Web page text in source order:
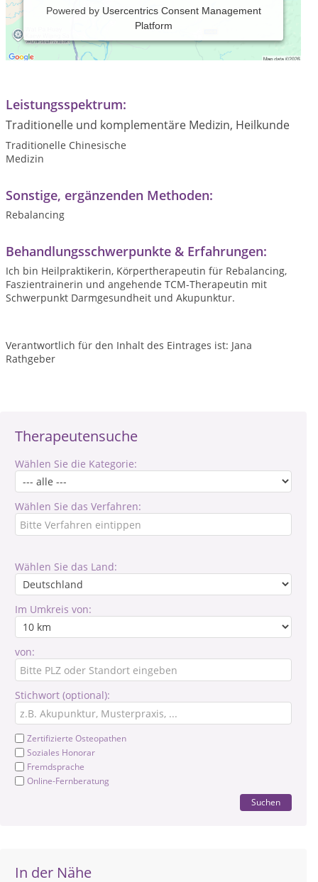
Therapeutensuche
Wählen Sie die Kategorie:
Wählen Sie das Verfahren:
Wählen Sie das Land:
Im Umkreis von:
von:
Stichwort (optional):
Zertifizierte Osteopathen
Soziales Honorar
Fremdsprache
Online-Fernberatung
Suchen
In der Nähe
Powered by Usercentrics Consent Management
Platform
Dies ist eine Heilpraktikerpraxis mit Spezialisierung auf TCM
und Rebalancing.
Leistungsspektrum:
Traditionelle und komplementäre Medizin, Heilkunde
Traditionelle Chinesische
Medizin
Sonstige, ergänzenden Methoden:
Rebalancing
Behandlungsschwerpunkte & Erfahrungen:
Ich bin Heilpraktikerin, Körpertherapeutin für Rebalancing,
Faszientrainerin und angehende TCM-Therapeutin mit
Schwerpunkt Darmgesundheit und Akupunktur.
Verantwortlich für den Inhalt des Eintrages ist: Jana
Rathgeber